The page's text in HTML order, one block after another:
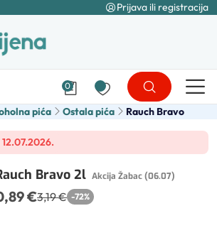
Prijava ili registracija
0
pića Ostala pića Rauch Bravo
Bravo 2l Akcija Žabac (06.07)
€3,19 € -72%